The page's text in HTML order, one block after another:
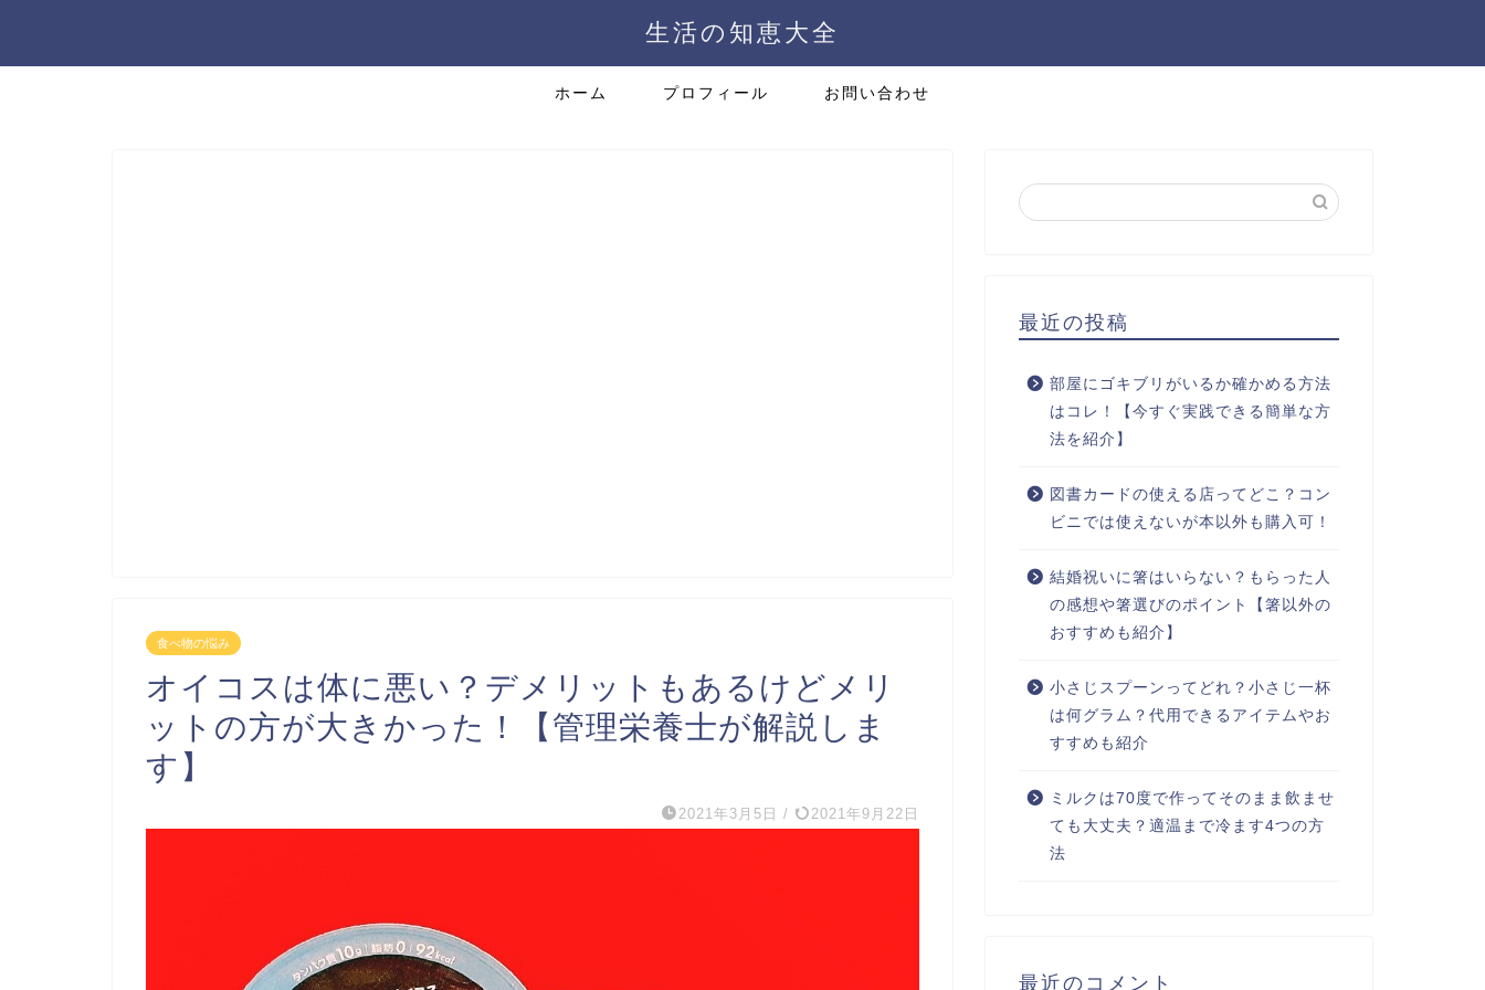
生活の知恵大全
ホーム プロフィール お問い合わせ
食べ物の悩み
オイコスは体に悪い？デメリットもあるけどメリ
ットの方が大きかった！【管理栄養士が解説しま
す】
2021年3月5日 / 2021年9月22日
最近の投稿
部屋にゴキブリがいるか確かめる方法
はコレ！【今すぐ実践できる簡単な方
法を紹介】
図書カードの使える店ってどこ？コン
ビニでは使えないが本以外も購入可！
結婚祝いに箸はいらない？もらった人
の感想や箸選びのポイント【箸以外の
おすすめも紹介】
小さじスプーンってどれ？小さじ一杯
は何グラム？代用できるアイテムやお
すすめも紹介
ミルクは70度で作ってそのまま飲ませ
ても大丈夫？適温まで冷ます4つの方
法
最近のコメント